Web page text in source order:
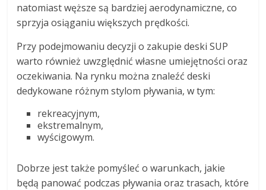
natomiast węższe są bardziej aerodynamiczne, co
sprzyja osiąganiu większych prędkości.
Przy podejmowaniu decyzji o zakupie deski SUP
warto również uwzględnić własne umiejętności oraz
oczekiwania. Na rynku można znaleźć deski
dedykowane różnym stylom pływania, w tym:
rekreacyjnym,
ekstremalnym,
wyścigowym.
Dobrze jest także pomyśleć o warunkach, jakie
będą panować podczas pływania oraz trasach, które